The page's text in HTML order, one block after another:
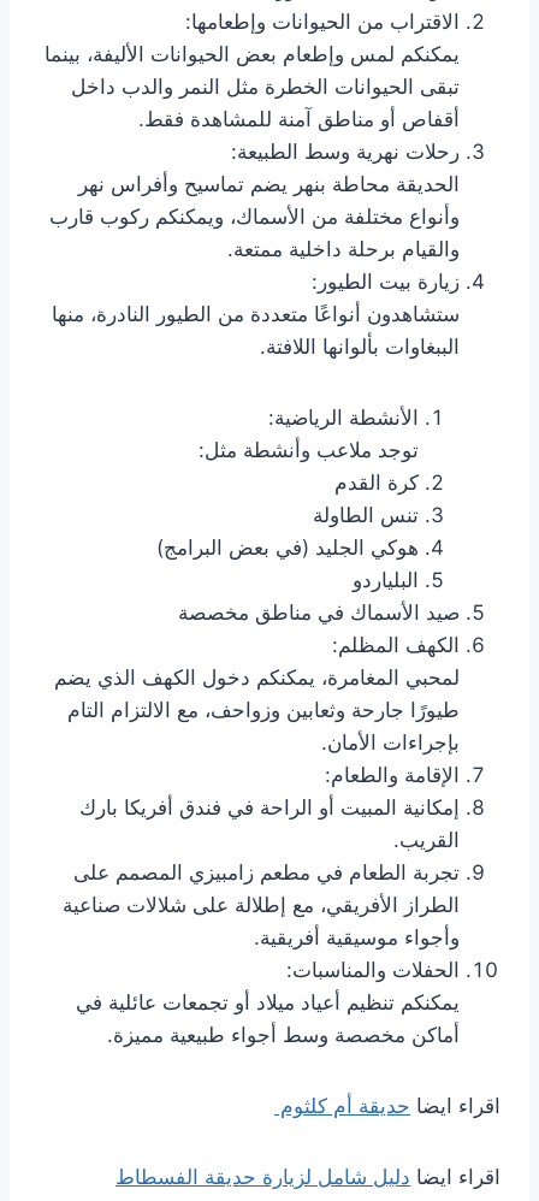
الاقتراب من الحيوانات وإطعامها:
يمكنكم لمس وإطعام بعض الحيوانات الأليفة، بينما
تبقى الحيوانات الخطرة مثل النمر والدب داخل
أقفاص أو مناطق آمنة للمشاهدة فقط.
رحلات نهرية وسط الطبيعة:
الحديقة محاطة بنهر يضم تماسيح وأفراس نهر
وأنواع مختلفة من الأسماك، ويمكنكم ركوب قارب
والقيام برحلة داخلية ممتعة.
زيارة بيت الطيور:
ستشاهدون أنواعًا متعددة من الطيور النادرة، منها
الببغاوات بألوانها اللافتة.
الأنشطة الرياضية:
توجد ملاعب وأنشطة مثل:
كرة القدم
تنس الطاولة
هوكي الجليد (في بعض البرامج)
البلياردو
صيد الأسماك في مناطق مخصصة
الكهف المظلم:
لمحبي المغامرة، يمكنكم دخول الكهف الذي يضم
طيورًا جارحة وثعابين وزواحف، مع الالتزام التام
بإجراءات الأمان.
الإقامة والطعام:
إمكانية المبيت أو الراحة في فندق أفريكا بارك
القريب.
تجربة الطعام في مطعم زامبيزي المصمم على
الطراز الأفريقي، مع إطلالة على شلالات صناعية
وأجواء موسيقية أفريقية.
الحفلات والمناسبات:
يمكنكم تنظيم أعياد ميلاد أو تجمعات عائلية في
أماكن مخصصة وسط أجواء طبيعية مميزة.
اقراء ايضا حديقة أم كلثوم
اقراء ايضا دليل شامل لزيارة حديقة الفسطاط